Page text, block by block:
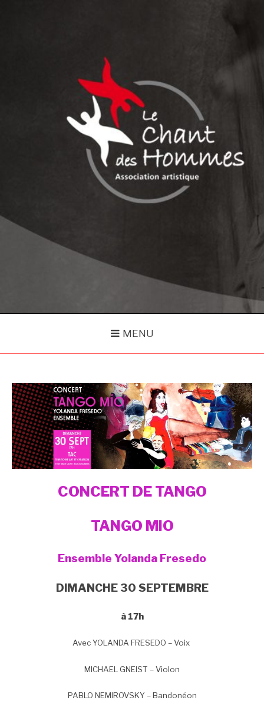
LE CHANT DES
HOMMES
Association culturelle reconnue d'intérêt général
MENU
CONCERT DE TANGO
TANGO MIO
Ensemble Yolanda Fresedo
DIMANCHE 30 SEPTEMBRE
à 17h
Avec YOLANDA FRESEDO – Voix
MICHAEL GNEIST – Violon
PABLO NEMIROVSKY – Bandonéon